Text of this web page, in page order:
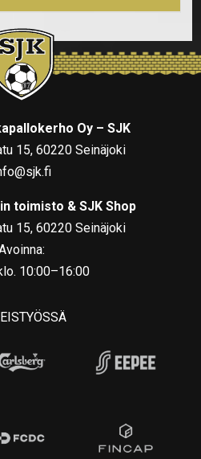
Oy – SJK
15, 60220 Seinäjoki
toimisto & SJK Shop
15, 60220 Seinäjoki
10:00–16:00